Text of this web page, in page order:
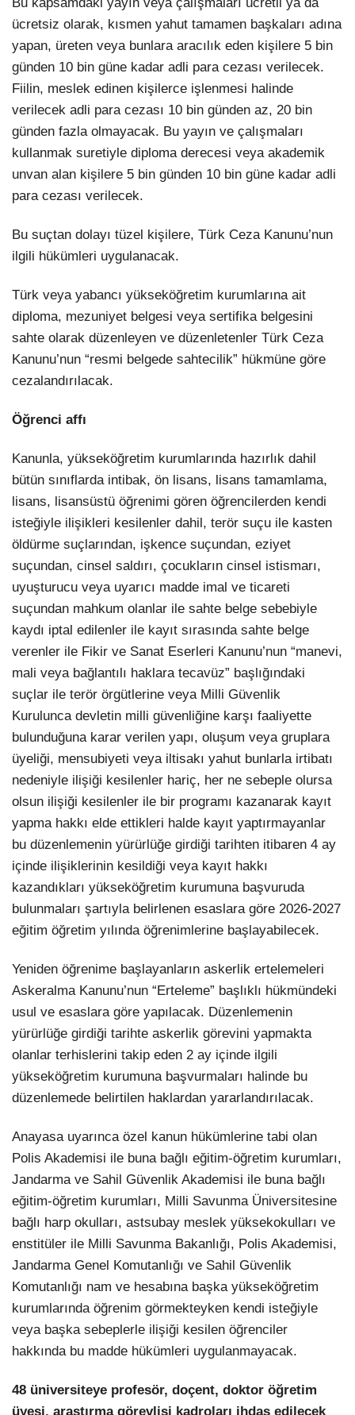
ücretsiz olarak, kısmen yahut tamamen başkaları adına
yapan, üreten veya bunlara aracılık eden kişilere 5 bin
günden 10 bin güne kadar adli para cezası verilecek.
Fiilin, meslek edinen kişilerce işlenmesi halinde
verilecek adli para cezası 10 bin günden az, 20 bin
günden fazla olmayacak. Bu yayın ve çalışmaları
kullanmak suretiyle diploma derecesi veya akademik
unvan alan kişilere 5 bin günden 10 bin güne kadar adli
para cezası verilecek.
Bu suçtan dolayı tüzel kişilere, Türk Ceza Kanunu’nun
ilgili hükümleri uygulanacak.
Türk veya yabancı yükseköğretim kurumlarına ait
diploma, mezuniyet belgesi veya sertifika belgesini
sahte olarak düzenleyen ve düzenletenler Türk Ceza
Kanunu’nun “resmi belgede sahtecilik” hükmüne göre
cezalandırılacak.
Öğrenci affı
Kanunla, yükseköğretim kurumlarında hazırlık dahil
bütün sınıflarda intibak, ön lisans, lisans tamamlama,
lisans, lisansüstü öğrenimi gören öğrencilerden kendi
isteğiyle ilişikleri kesilenler dahil, terör suçu ile kasten
öldürme suçlarından, işkence suçundan, eziyet
suçundan, cinsel saldırı, çocukların cinsel istismarı,
uyuşturucu veya uyarıcı madde imal ve ticareti
suçundan mahkum olanlar ile sahte belge sebebiyle
kaydı iptal edilenler ile kayıt sırasında sahte belge
verenler ile Fikir ve Sanat Eserleri Kanunu’nun “manevi,
mali veya bağlantılı haklara tecavüz” başlığındaki
suçlar ile terör örgütlerine veya Milli Güvenlik
Kurulunca devletin milli güvenliğine karşı faaliyette
bulunduğuna karar verilen yapı, oluşum veya gruplara
üyeliği, mensubiyeti veya iltisakı yahut bunlarla irtibatı
nedeniyle ilişiği kesilenler hariç, her ne sebeple olursa
olsun ilişiği kesilenler ile bir programı kazanarak kayıt
yapma hakkı elde ettikleri halde kayıt yaptırmayanlar
bu düzenlemenin yürürlüğe girdiği tarihten itibaren 4 ay
içinde ilişiklerinin kesildiği veya kayıt hakkı
kazandıkları yükseköğretim kurumuna başvuruda
bulunmaları şartıyla belirlenen esaslara göre 2026-2027
eğitim öğretim yılında öğrenimlerine başlayabilecek.
Yeniden öğrenime başlayanların askerlik ertelemeleri
Askeralma Kanunu’nun “Erteleme” başlıklı hükmündeki
usul ve esaslara göre yapılacak. Düzenlemenin
yürürlüğe girdiği tarihte askerlik görevini yapmakta
olanlar terhislerini takip eden 2 ay içinde ilgili
yükseköğretim kurumuna başvurmaları halinde bu
düzenlemede belirtilen haklardan yararlandırılacak.
Anayasa uyarınca özel kanun hükümlerine tabi olan
Polis Akademisi ile buna bağlı eğitim-öğretim kurumları,
Jandarma ve Sahil Güvenlik Akademisi ile buna bağlı
eğitim-öğretim kurumları, Milli Savunma Üniversitesine
bağlı harp okulları, astsubay meslek yüksekokulları ve
enstitüler ile Milli Savunma Bakanlığı, Polis Akademisi,
Jandarma Genel Komutanlığı ve Sahil Güvenlik
Komutanlığı nam ve hesabına başka yükseköğretim
kurumlarında öğrenim görmekteyken kendi isteğiyle
veya başka sebeplerle ilişiği kesilen öğrenciler
hakkında bu madde hükümleri uygulanmayacak.
48 üniversiteye profesör, doçent, doktor öğretim
üyesi, araştırma görevlisi kadroları ihdas edilecek